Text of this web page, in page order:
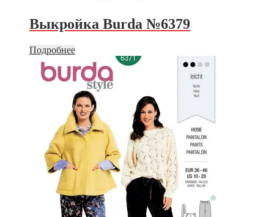
Выкройка Burda №6379
Подробнее